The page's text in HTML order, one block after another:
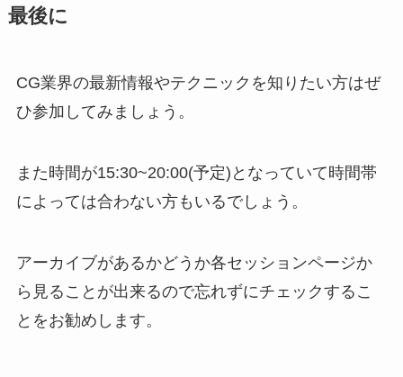
最後に
CG業界の最新情報やテクニックを知りたい方はぜ
ひ参加してみましょう。
また時間が15:30~20:00(予定)となっていて時間帯
によっては合わない方もいるでしょう。
アーカイブがあるかどうか各セッションページか
ら見ることが出来るので忘れずにチェックするこ
とをお勧めします。